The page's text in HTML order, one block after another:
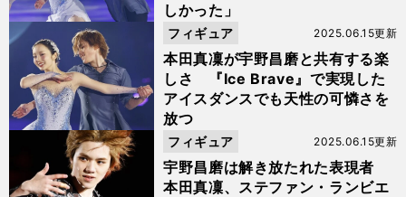
しかった」
本田真凜が宇野昌磨と共有する楽
しさ 『Ice Brave』で実現した
アイスダンスでも天性の可憐さを
放つ
2025.06.15更新
フィギュア
宇野昌磨は解き放たれた表現者
本田真凜、ステファン・ランビエ
2025.06.15更新
フィギュア